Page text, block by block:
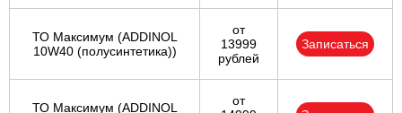
ТО Максимум (ADDINOL
10W40 (полусинтетика))
от
13999
рублей
Записаться
ТО Максимум (ADDINOL
от